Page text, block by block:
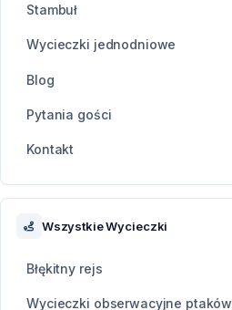
Stambuł
Wycieczki jednodniowe
Blog
Pytania gości
Kontakt
Wszystkie Wycieczki
Błękitny rejs
Wycieczki obserwacyjne ptaków